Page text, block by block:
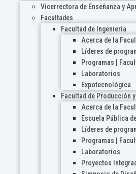
Vicerrectora de Enseñanza y
Facultades
Facultad de Ingeniería
Acerca de la
Líderes de
Programas |
Laboratorios
Expotecnológica
Facultad de Producción
Acerca de la
Escuela Pública
Líderes de
Programas |
Laboratorios
Proyectos